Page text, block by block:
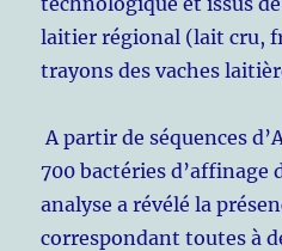
laitier régional (lait cru,
trayons des vaches
A partir de séquences
700 bactéries d’affinage
analyse a révélé la
correspondant toutes à